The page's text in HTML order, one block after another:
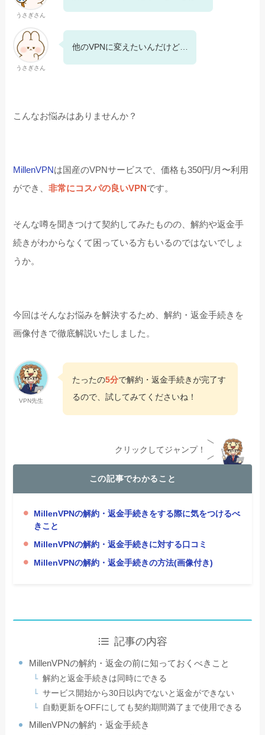
うさぎさん
うさぎさん
他のVPNに変えたいんだけど…
こんなお悩みはありませんか？
MillenVPNは国産のVPNサービスで、価格も350円/月〜利用
ができ、非常にコスパの良いVPNです。
そんな噂を聞きつけて契約してみたものの、解約や返金手
続きがわからなくて困っている方もいるのではないでしょ
うか。
今回はそんなお悩みを解決するため、解約・返金手続きを
画像付きで徹底解説いたしました。
VPN先生
たったの5分で解約・返金手続きが完了す
るので、試してみてくださいね！
クリックしてジャンプ！
この記事でわかること
MillenVPNの解約・返金手続きをする際に気をつけるべ
きこと
MillenVPNの解約・返金手続きに対する口コミ
MillenVPNの解約・返金手続きの方法(画像付き)
記事の内容
MillenVPNの解約・返金の前に知っておくべきこと
解約と返金手続きは同時にできる
サービス開始から30日以内でないと返金ができない
自動更新をOFFにしても契約期間満了まで使用できる
MillenVPNの解約・返金手続き